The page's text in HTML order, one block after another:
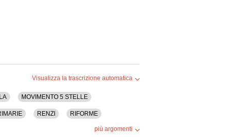
Visualizza la trascrizione automatica
MOVIMENTO 5 STELLE
RENZI RIFORME
più argomenti